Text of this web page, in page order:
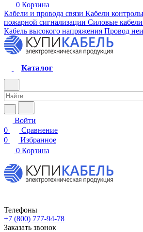
0 Корзина
Кабели и провода связи Кабели
пожарной сигнализации Силовые кабели
Кабель высокого напряжения Провод
Каталог
Войти
0
Сравнение
0
Избранное
0 Корзина
Телефоны
+7 (800) 777-94-78
Заказать звонок